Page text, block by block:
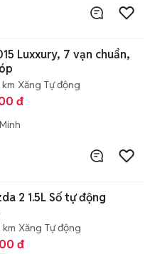
Luxxury, 7 vạn chuẩn,
Xăng Tự động
đ
2 1.5L Số tự động
km Xăng Tự động
đ